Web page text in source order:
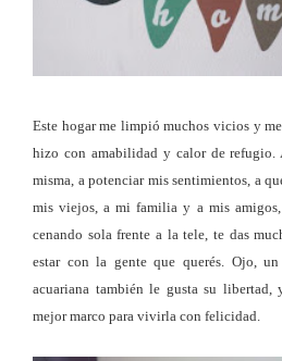
Este hogar me limpió muchos vicios y
hizo con amabilidad y calor de refugio.
misma, a potenciar mis sentimientos, a
mis viejos, a mi familia y a mis
cenando sola frente a la tele, te das
estar con la gente que querés. Ojo,
acuariana también le gusta su libertad,
mejor marco para vivirla con felicidad.